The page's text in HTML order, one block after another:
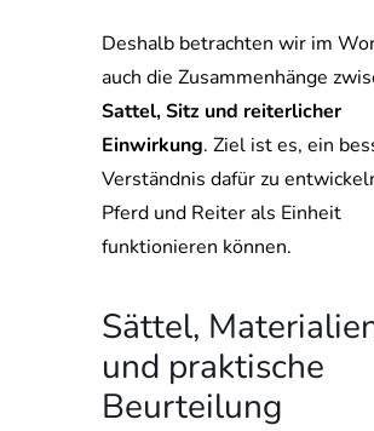
Deshalb betrachten wir im
auch die Zusammenhänge
Sattel, Sitz und reiterlicher
Einwirkung. Ziel ist es, ein
Verständnis dafür zu
Pferd und Reiter als Einheit
funktionieren können.
Sättel,
und praktische
Beurteilung